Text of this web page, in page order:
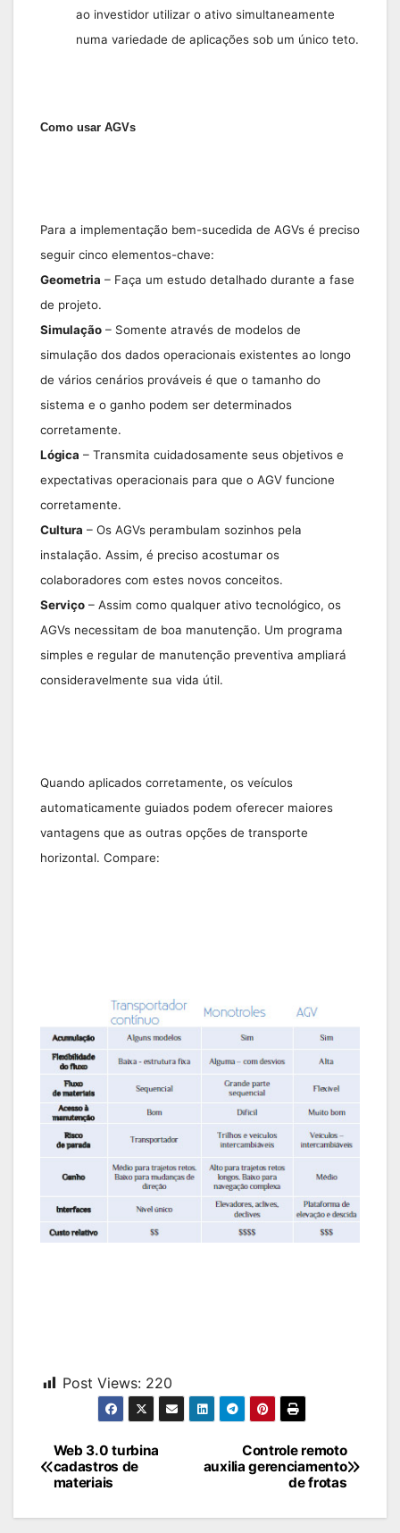
ao investidor utilizar o ativo simultaneamente
numa variedade de aplicações sob um único teto.
Como usar AGVs
Para a implementação bem-sucedida de AGVs é preciso
seguir cinco elementos-chave:
Geometria – Faça um estudo detalhado durante a fase
de projeto.
Simulação – Somente através de modelos de
simulação dos dados operacionais existentes ao longo
de vários cenários prováveis é que o tamanho do
sistema e o ganho podem ser determinados
corretamente.
Lógica – Transmita cuidadosamente seus objetivos e
expectativas operacionais para que o AGV funcione
corretamente.
Cultura – Os AGVs perambulam sozinhos pela
instalação. Assim, é preciso acostumar os
colaboradores com estes novos conceitos.
Serviço – Assim como qualquer ativo tecnológico, os
AGVs necessitam de boa manutenção. Um programa
simples e regular de manutenção preventiva ampliará
consideravelmente sua vida útil.
Quando aplicados corretamente, os veículos
automaticamente guiados podem oferecer maiores
vantagens que as outras opções de transporte
horizontal. Compare:
Post Views: 220
Navegação
de
Controle remoto
auxilia gerenciamento
de frotas
Web 3.0 turbina
cadastros de
materiais